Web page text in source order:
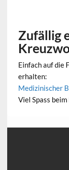
Zufällig
Einfach auf die
erhalten:
Medizinischer
Viel Spass